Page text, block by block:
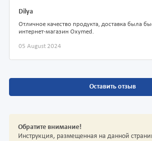
Dilya
Отличное качество продукта, доставка была
интернет-магазин Oxymed.
05 August 2024
Оставить отзыв
Обратите внимание!
Инструкция, размещенная на данной